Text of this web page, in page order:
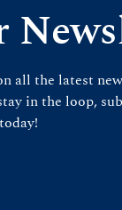
all the latest
in the loop,